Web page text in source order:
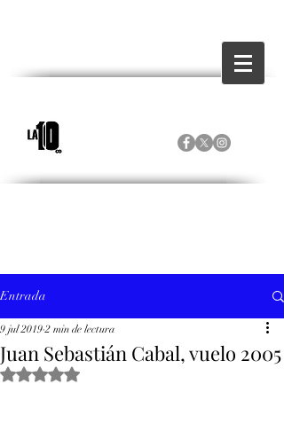
Entrada
Juan Sebastián Cabal, vuelo 2005
9 jul 2019 2 min de lectura
Obtuvo NaN de 5 estrellas.